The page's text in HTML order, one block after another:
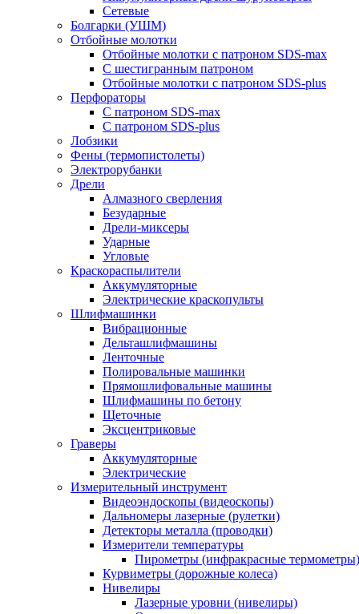
Сетевые
Болгарки (УШМ)
Отбойные молотки
Отбойные молотки с патроном SDS-max
С шестигранным патроном
Отбойные молотки с патроном SDS-plus
Перфораторы
С патроном SDS-max
С патроном SDS-plus
Лобзики
Фены (термопистолеты)
Электрорубанки
Дрели
Алмазного сверления
Безударные
Дрели-миксеры
Ударные
Угловые
Краскораспылители
Аккумуляторные
Электрические краскопульты
Шлифмашинки
Вибрационные
Дельташлифмашины
Ленточные
Полировальные машинки
Прямошлифовальные машины
Шлифмашины по бетону
Щеточные
Эксцентриковые
Граверы
Аккумуляторные
Электрические
Измерительный инструмент
Видеоэндоскопы (видеоскопы)
Дальномеры лазерные (рулетки)
Детекторы металла (проводки)
Измерители температуры
Пирометры (инфракрасные термометры)
Курвиметры (дорожные колеса)
Нивелиры
Лазерные уровни (нивелиры)